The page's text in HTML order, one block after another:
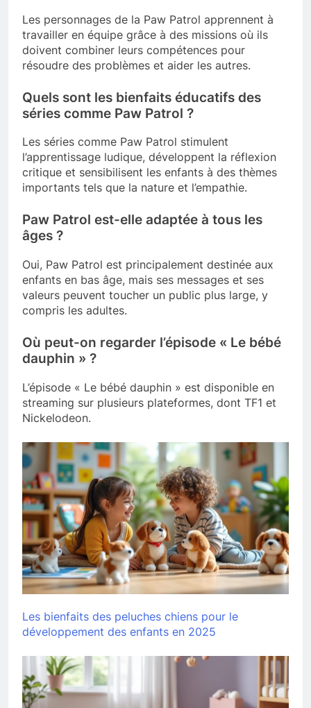
Les personnages de la Paw Patrol apprennent à
travailler en équipe grâce à des missions où ils
doivent combiner leurs compétences pour
résoudre des problèmes et aider les autres.
Quels sont les bienfaits éducatifs des
séries comme Paw Patrol ?
Les séries comme Paw Patrol stimulent
l’apprentissage ludique, développent la réflexion
critique et sensibilisent les enfants à des thèmes
importants tels que la nature et l’empathie.
Paw Patrol est-elle adaptée à tous les
âges ?
Oui, Paw Patrol est principalement destinée aux
enfants en bas âge, mais ses messages et ses
valeurs peuvent toucher un public plus large, y
compris les adultes.
Où peut-on regarder l’épisode « Le bébé
dauphin » ?
L’épisode « Le bébé dauphin » est disponible en
streaming sur plusieurs plateformes, dont TF1 et
Nickelodeon.
Les bienfaits des peluches chiens pour le
développement des enfants en 2025